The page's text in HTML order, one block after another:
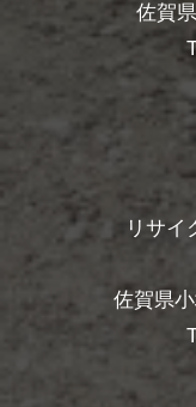
佐賀
リサイ
佐賀県